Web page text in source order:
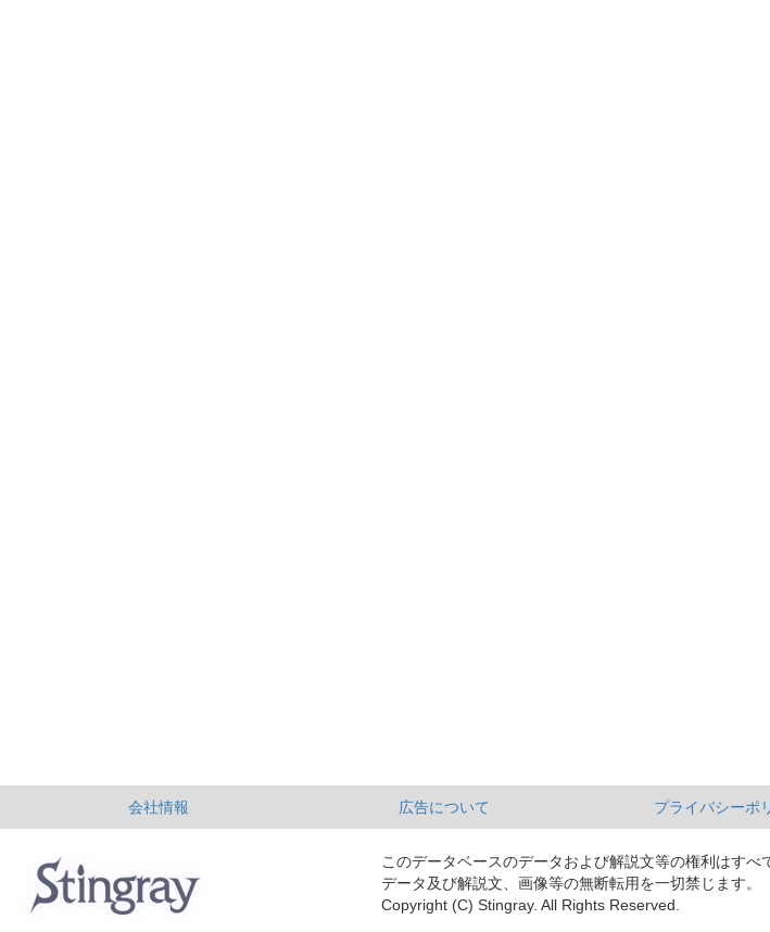
会社情報 広告について プライバシーポ
このデータベースのデータおよび解説文等の権利はすべ
データ及び解説文、画像等の無断転用を一切禁じます。
Copyright (C) Stingray. All Rights Reserved.